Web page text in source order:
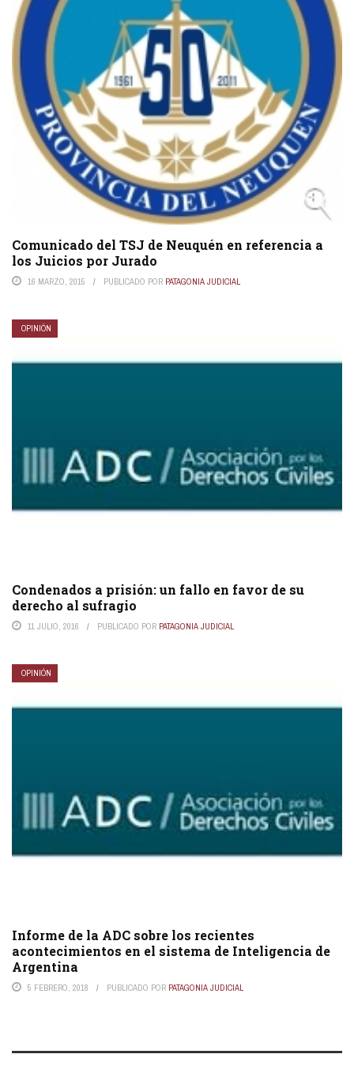
Comunicado del TSJ de Neuquén en referencia a
los Juicios por Jurado
16 MARZO, 2015 PUBLICADO POR PATAGONIA JUDICIAL
OPINIÓN
Condenados a prisión: un fallo en favor de su
derecho al sufragio
11 JULIO, 2016 PUBLICADO POR PATAGONIA JUDICIAL
OPINIÓN
Informe de la ADC sobre los recientes
acontecimientos en el sistema de Inteligencia de
Argentina
5 FEBRERO, 2018 PUBLICADO POR PATAGONIA JUDICIAL